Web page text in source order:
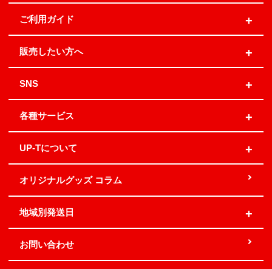
ご利用ガイド
販売したい方へ
SNS
各種サービス
UP-Tについて
オリジナルグッズ コラム
地域別発送日
お問い合わせ